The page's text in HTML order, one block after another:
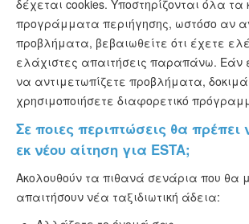
δέχεται cookies. Υποστηρίζονται όλα τα
προγράμματα περιήγησης, ωστόσο αν
προβλήματα, βεβαιωθείτε ότι έχετε
ελάχιστες απαιτήσεις παραπάνω. Εάν
να αντιμετωπίζετε προβλήματα,
χρησιμοποιήσετε διαφορετικό
Σε ποιες περιπτώσεις θα
εκ νέου αίτηση για ESTA;
Ακολουθούν τα πιθανά σενάρια που θα
απαιτήσουν νέα ταξιδιωτική άδεια: